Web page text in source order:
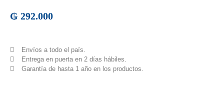
₲ 292.000
Envíos a todo el país.
Entrega en puerta en 2 días hábiles.
Garantía de hasta 1 año en los productos.